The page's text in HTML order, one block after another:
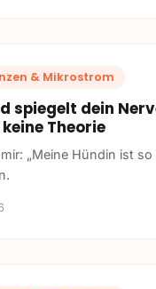
& Mikrostrom
spiegelt dein
Theorie
„Meine Hündin ist